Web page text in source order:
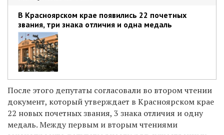
В Красноярском крае появились 22 почетных
звания, три знака отличия и одна медаль
После этого депутаты согласовали во втором чтении
документ, который утверждает в Красноярском крае
22 новых почетных звания, 3 знака отличия и одну
медаль. Между первым и вторым чтениями